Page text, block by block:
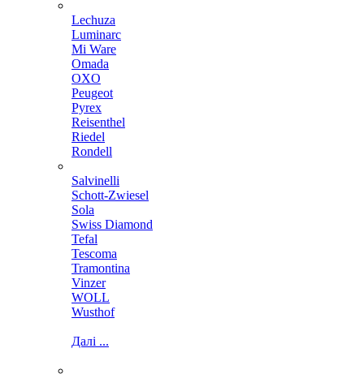
Lechuza
Luminarc
Mi Ware
Omada
OXO
Peugeot
Pyrex
Reisenthel
Riedel
Rondell
Salvinelli
Schott-Zwiesel
Sola
Swiss Diamond
Tefal
Tescoma
Tramontina
Vinzer
WOLL
Wusthof
Далі ...